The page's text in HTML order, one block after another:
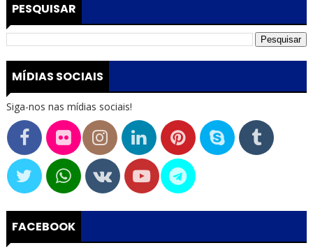
PESQUISAR
MÍDIAS SOCIAIS
Siga-nos nas mídias sociais!
FACEBOOK